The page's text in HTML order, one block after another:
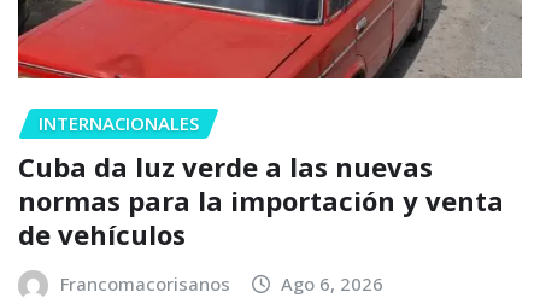
INTERNACIONALES
Cuba da luz verde a las nuevas
normas para la importación y venta
de vehículos
Francomacorisanos Ago 6, 2026